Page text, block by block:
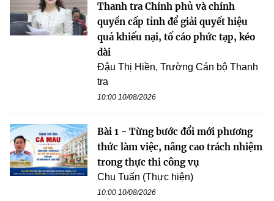
Thanh tra Chính phủ và chính
quyền cấp tỉnh để giải quyết hiệu
quả khiếu nại, tố cáo phức tạp, kéo
dài
Đậu Thị Hiền, Trường Cán bộ Thanh
tra
10:00 10/08/2026
Bài 1 - Từng bước đổi mới phương
thức làm việc, nâng cao trách nhiệm
trong thực thi công vụ
Chu Tuấn (Thực hiện)
10:00 10/08/2026